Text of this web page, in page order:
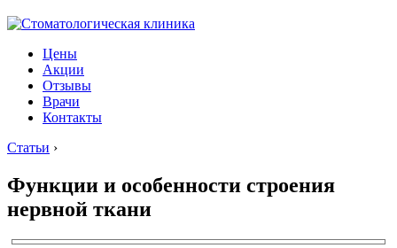
Цены
Акции
Отзывы
Врачи
Контакты
Статьи ›
Функции и особенности строения
нервной ткани